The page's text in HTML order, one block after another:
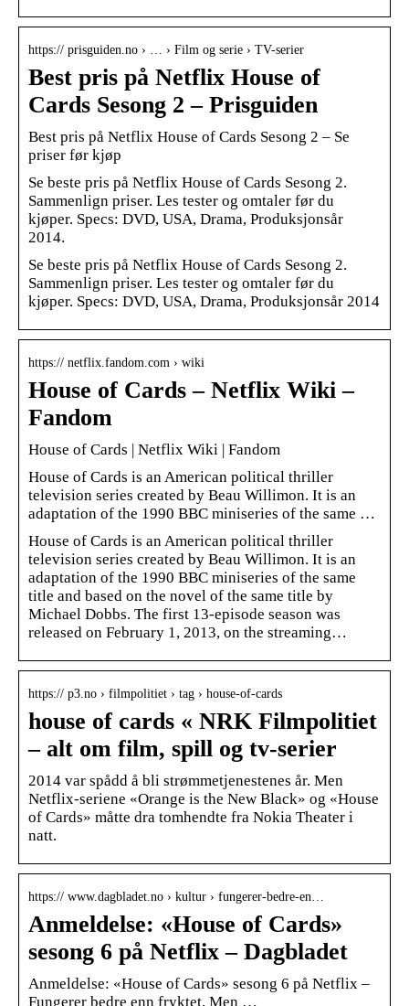
https:// prisguiden.no › … › Film og serie › TV-serier
Best pris på Netflix House of
Cards Sesong 2 – Prisguiden
Best pris på Netflix House of Cards Sesong 2 – Se
priser før kjøp
Se beste pris på Netflix House of Cards Sesong 2.
Sammenlign priser. Les tester og omtaler før du
kjøper. Specs: DVD, USA, Drama, Produksjonsår
2014.
Se beste pris på Netflix House of Cards Sesong 2.
Sammenlign priser. Les tester og omtaler før du
kjøper. Specs: DVD, USA, Drama, Produksjonsår 2014
https:// netflix.fandom.com › wiki
House of Cards – Netflix Wiki –
Fandom
House of Cards | Netflix Wiki | Fandom
House of Cards is an American political thriller
television series created by Beau Willimon. It is an
adaptation of the 1990 BBC miniseries of the same …
House of Cards is an American political thriller
television series created by Beau Willimon. It is an
adaptation of the 1990 BBC miniseries of the same
title and based on the novel of the same title by
Michael Dobbs. The first 13-episode season was
released on February 1, 2013, on the streaming…
https:// p3.no › filmpolitiet › tag › house-of-cards
house of cards « NRK Filmpolitiet
– alt om film, spill og tv-serier
2014 var spådd å bli strømmetjenestenes år. Men
Netflix-seriene «Orange is the New Black» og «House
of Cards» måtte dra tomhendte fra Nokia Theater i
natt.
https:// www.dagbladet.no › kultur › fungerer-bedre-en…
Anmeldelse: «House of Cards»
sesong 6 på Netflix – Dagbladet
Anmeldelse: «House of Cards» sesong 6 på Netflix –
Fungerer bedre enn fryktet. Men …